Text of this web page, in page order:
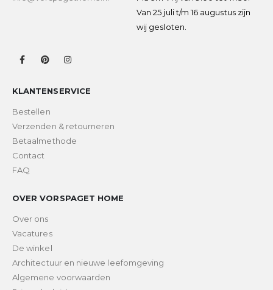
Van 25 juli t/m 16 augustus zijn
wij gesloten.
KLANTENSERVICE
Bestellen
Verzenden & retourneren
Betaalmethode
Contact
FAQ
OVER VORSPAGET HOME
Over ons
Vacatures
De winkel
Architectuur en nieuwe leefomgeving
Algemene voorwaarden